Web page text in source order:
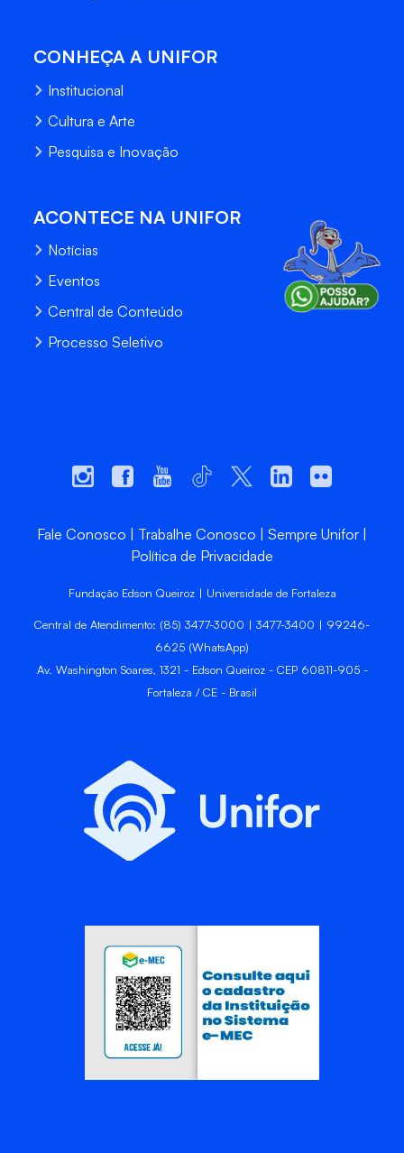
CONHEÇA A UNIFOR
Institucional
Cultura e Arte
Pesquisa e Inovação
ACONTECE NA UNIFOR
Notícias
Eventos
Central de Conteúdo
Processo Seletivo
Fale Conosco Trabalhe Conosco
Sempre Unifor
Política de Privacidade
Fundação Edson Queiroz | Universidade de Fortaleza
Central de Atendimento: (85) 3477-3000 | 3477-3400 | 99246-
6625 (WhatsApp)
Av. Washington Soares, 1321 - Edson Queiroz - CEP 60811-905 -
Fortaleza / CE - Brasil